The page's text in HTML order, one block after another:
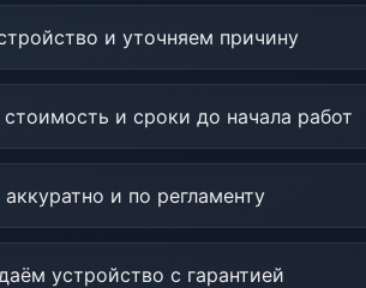
и уточняем причину
и сроки до начала работ
и по регламенту
устройство с гарантией